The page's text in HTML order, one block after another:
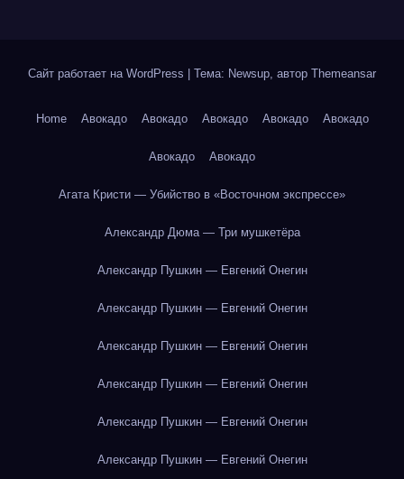
Сайт работает на WordPress Тема: Newsup, автор Themeansar
Home Авокадо Авокадо Авокадо Авокадо Авокадо
Авокадо Авокадо
Агата Кристи — Убийство в «Восточном экспрессе»
Александр Дюма — Три мушкетёра
Александр Пушкин — Евгений Онегин
Александр Пушкин — Евгений Онегин
Александр Пушкин — Евгений Онегин
Александр Пушкин — Евгений Онегин
Александр Пушкин — Евгений Онегин
Александр Пушкин — Евгений Онегин